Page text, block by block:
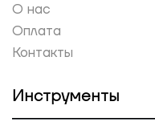
О нас
Оплата
Контакты
Инструменты